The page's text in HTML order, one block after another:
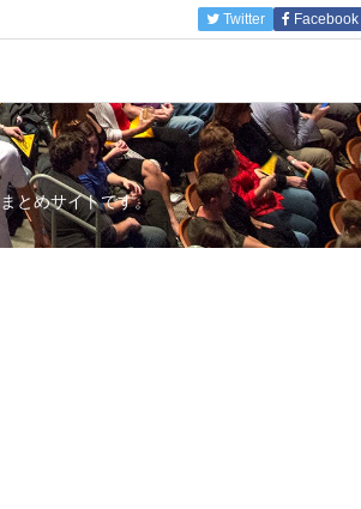
Twitter Facebook
とめサイトです。